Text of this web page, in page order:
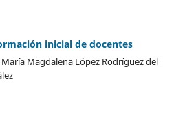
inicial de docentes
Magdalena López Rodríguez del